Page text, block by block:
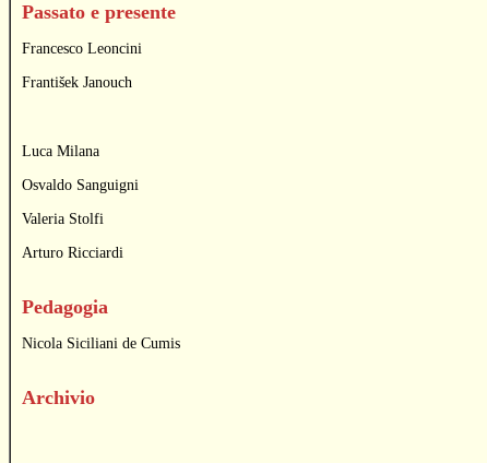
Passato e presente
Francesco Leoncini
František Janouch
Luca Milana
Osvaldo Sanguigni
Valeria Stolfi
Arturo Ricciardi
Pedagogia
Nicola Siciliani de Cumis
Archivio